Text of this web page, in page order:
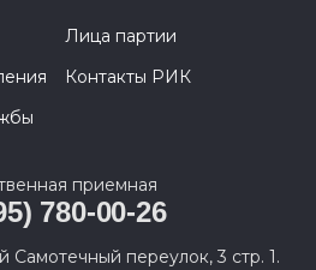
Лица партии
Контакты РИК
приемная
780-00-26
Самотечный переулок, 3 стр. 1.